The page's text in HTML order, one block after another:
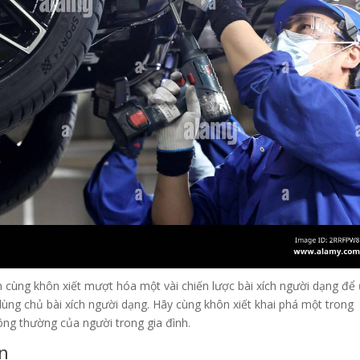
khôn xiết mượt hóa một vài chiến lược bài xích người dạng để
chủ bài xích người dạng. Hãy cùng khôn xiết khai phá một trong
thường của người trong gia đình.